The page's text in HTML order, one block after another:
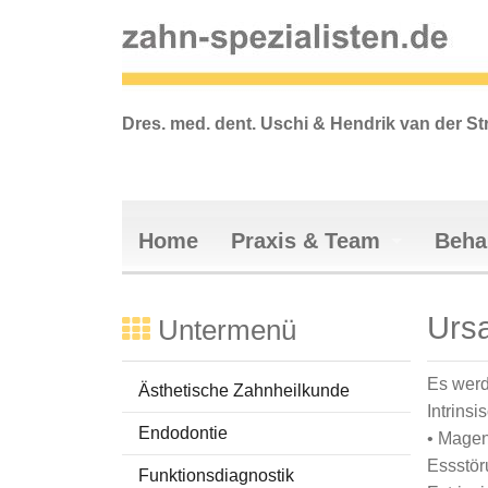
Dres. med. dent. Uschi & Hendrik van der
Home Praxis & Team
Praxiskonzept
Anfahrt
Team
Dr. Uschi van
Untermenü
Ästhetische Zahnheilkunde
Endodontie
Funktionsdiagnostik
Es
•